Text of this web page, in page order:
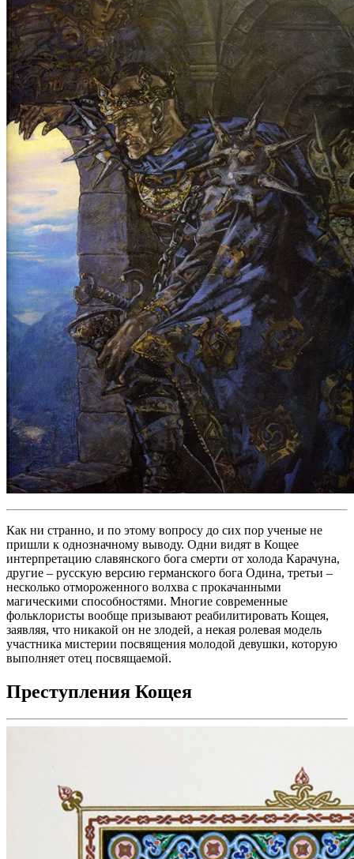
Как ни странно, и по этому вопросу до сих пор ученые не
пришли к однозначному выводу. Одни видят в Кощее
интерпретацию славянского бога смерти от холода Карачуна,
другие – русскую версию германского бога Одина, третьи –
несколько отмороженного волхва с прокачанными
магическими способностями. Многие современные
фольклористы вообще призывают реабилитировать Кощея,
заявляя, что никакой он не злодей, а некая ролевая модель
участника мистерии посвящения молодой девушки, которую
выполняет отец посвящаемой.
Преступления Кощея